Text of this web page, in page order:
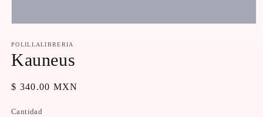
multimedia
1
en
modal
POLILLALIBRERIA
Kauneus
Precio
$ 340.00 MXN
Cantidad